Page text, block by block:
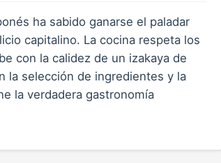
ha sabido ganarse el paladar
capitalino. La cocina respeta los
con la calidez de un izakaya de
la selección de ingredientes y la
la verdadera gastronomía